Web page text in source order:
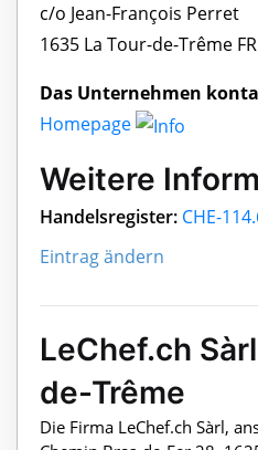
c/o Jean-François Perret
1635 La Tour-de-Trême FR
Das Unternehmen
Homepage
Weitere
Handelsregister: CHE-
Eintrag ändern
LeChef.ch
de-Trême
Die Firma LeChef.ch Sàrl,